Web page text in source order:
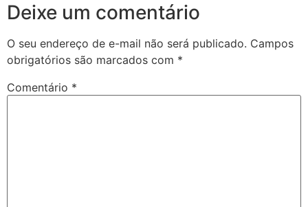
Deixe um comentário
O seu endereço de e-mail não será publicado. Campos
obrigatórios são marcados com *
Comentário *